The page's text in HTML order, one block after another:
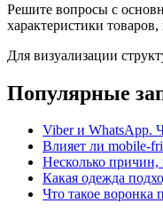
Решите вопросы с
характеристики
Для визуализации
Популярные
Viber и WhatsApp.
Влияет ли mobile-
Несколько причин,
Какая одежда
Что такое воронка